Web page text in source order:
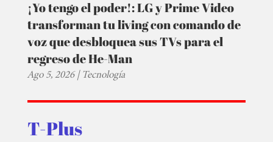
¡Yo tengo el poder!: LG y Prime Video
transforman tu living con comando de
voz que desbloquea sus TVs para el
regreso de He-Man
Ago 5, 2026|Tecnología
T-Plus